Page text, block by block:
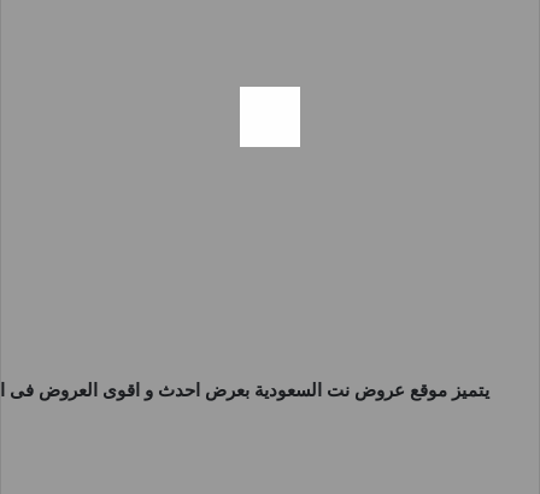
يتميز موقع عروض نت السعودية بعرض احدث و اقوى العروض فى